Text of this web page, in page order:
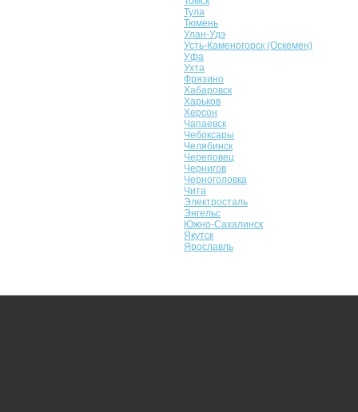
Тула
Тюмень
Улан-Удэ
Усть-Каменогорск (Оскемен)
Уфа
Ухта
Фрязино
Хабаровск
Харьков
Херсон
Чапаевск
Чебоксары
Челябинск
Череповец
Чернигов
Черноголовка
Чита
Электросталь
Энгельс
Южно-Сахалинск
Якутск
Ярославль